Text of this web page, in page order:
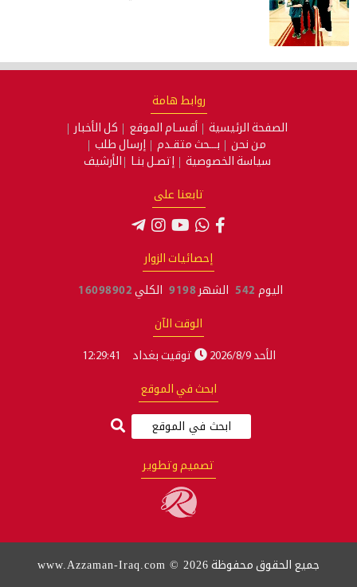
روابط هامة
الصفحة الرئيسية أقسـام الموقع
كل الأخبار
من نحن
بـــحث متقـدم
إرسال طلب
سياسة الخصوصية
إتصـل بنـا الأرشيف
تابعنا على
إحصائيات الزوار
اليوم 542 الشهر 9198 الكلي 16098902
الوقت الآن
الأحد 2026/8/9 توقيت بغداد 12:29:41
ابحث في الموقع
تصميم وتطوير
جميع الحقوق محفوظة www.Azzaman-Iraq.com © 2026